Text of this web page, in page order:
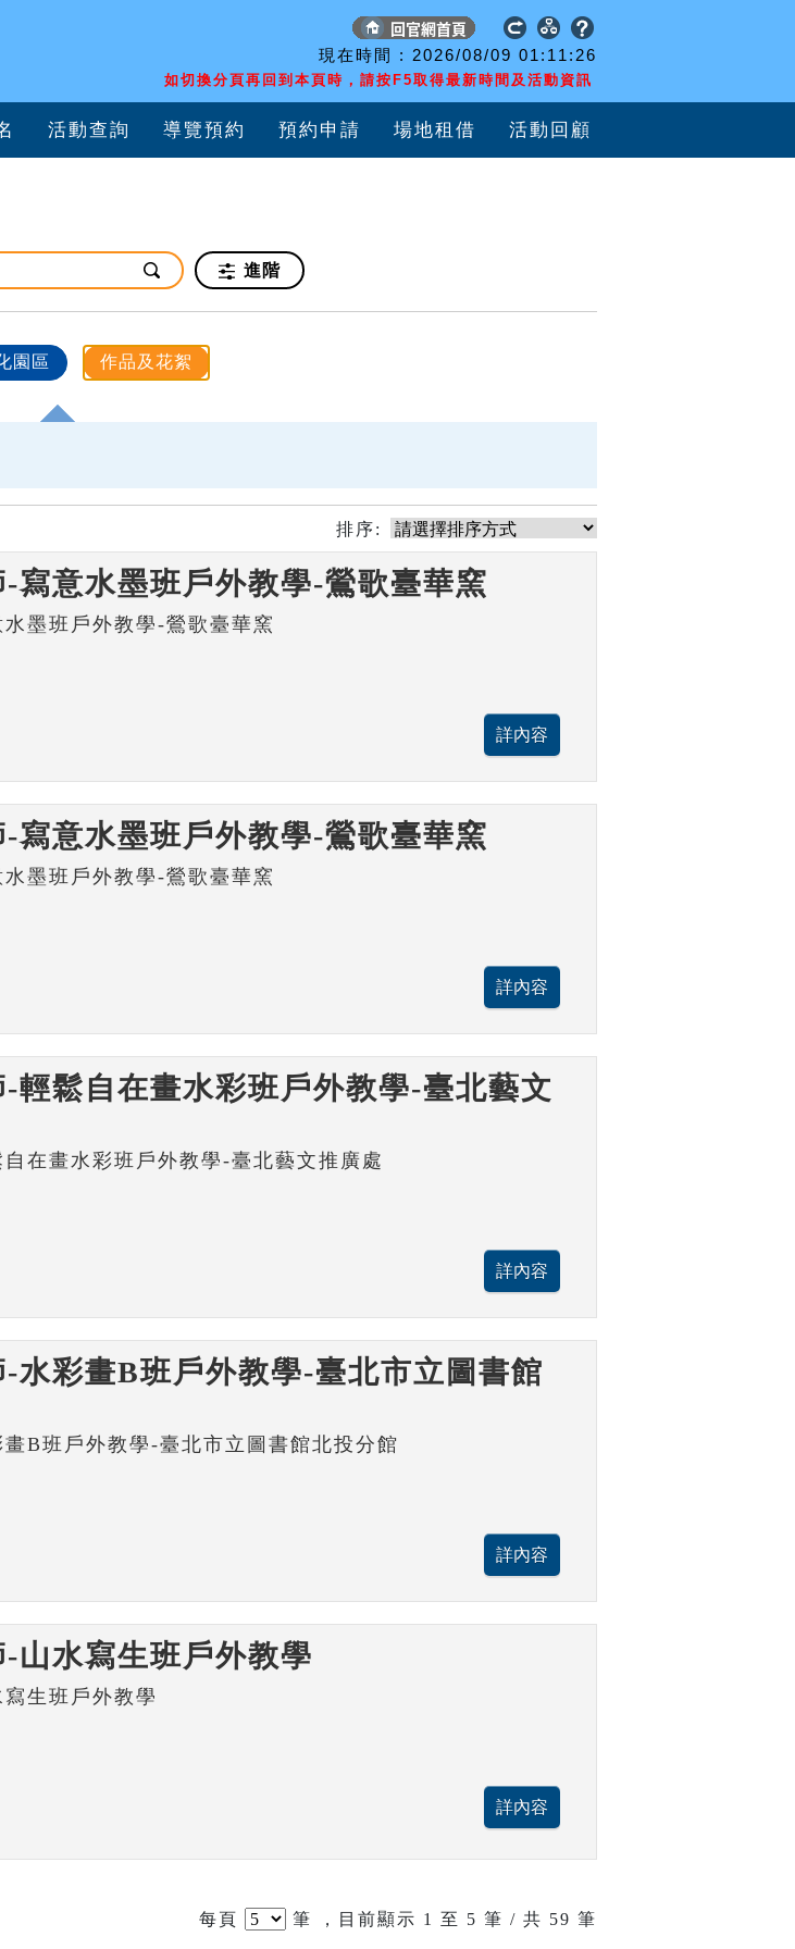
現在時間 : 2026/08/09 01:11:26
如切換分頁再回到本頁時，請按F5取得最新時間及活動資訊
活動查詢 導覽預約 預約申請 場地租借 活動回顧
進階
園區 作品及花絮
排序:
寫意水墨班戶外教學-鶯歌臺華窯
墨班戶外教學-鶯歌臺華窯
寫意水墨班戶外教學-鶯歌臺華窯
墨班戶外教學-鶯歌臺華窯
輕鬆自在畫水彩班戶外教學-臺北藝文
在畫水彩班戶外教學-臺北藝文推廣處
水彩畫B班戶外教學-臺北市立圖書館
B班戶外教學-臺北市立圖書館北投分館
山水寫生班戶外教學
生班戶外教學
每頁 筆 ，目前顯示 1 至 5 筆 / 共 59 筆